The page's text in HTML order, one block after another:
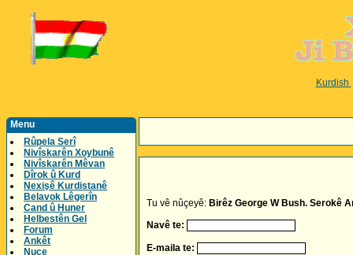
Kurdish
Menu
Rûpela Serî
Nivîskarên Xoybunê
Nivîskarên Mêvan
Dîrok û Kurd
Nexişê Kurdistanê
Belavok Lêgerîn
Cand û Huner
Helbestên Gel
Forum
Ankêt
Nuce
Tu vê nûçeyê: Birêz George W Bush. Serokê
Navê te:
E-maila te: